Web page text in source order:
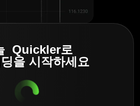
Quickler로
을 시작하세요